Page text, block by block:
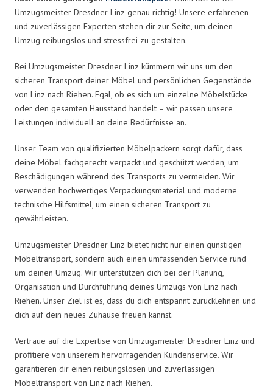
Umzugsmeister Dresdner Linz genau richtig! Unsere erfahrenen
und zuverlässigen Experten stehen dir zur Seite, um deinen
Umzug reibungslos und stressfrei zu gestalten.
Bei Umzugsmeister Dresdner Linz kümmern wir uns um den
sicheren Transport deiner Möbel und persönlichen Gegenstände
von Linz nach Riehen. Egal, ob es sich um einzelne Möbelstücke
oder den gesamten Hausstand handelt – wir passen unsere
Leistungen individuell an deine Bedürfnisse an.
Unser Team von qualifizierten Möbelpackern sorgt dafür, dass
deine Möbel fachgerecht verpackt und geschützt werden, um
Beschädigungen während des Transports zu vermeiden. Wir
verwenden hochwertiges Verpackungsmaterial und moderne
technische Hilfsmittel, um einen sicheren Transport zu
gewährleisten.
Umzugsmeister Dresdner Linz bietet nicht nur einen günstigen
Möbeltransport, sondern auch einen umfassenden Service rund
um deinen Umzug. Wir unterstützen dich bei der Planung,
Organisation und Durchführung deines Umzugs von Linz nach
Riehen. Unser Ziel ist es, dass du dich entspannt zurücklehnen und
dich auf dein neues Zuhause freuen kannst.
Vertraue auf die Expertise von Umzugsmeister Dresdner Linz und
profitiere von unserem hervorragenden Kundenservice. Wir
garantieren dir einen reibungslosen und zuverlässigen
Möbeltransport von Linz nach Riehen.